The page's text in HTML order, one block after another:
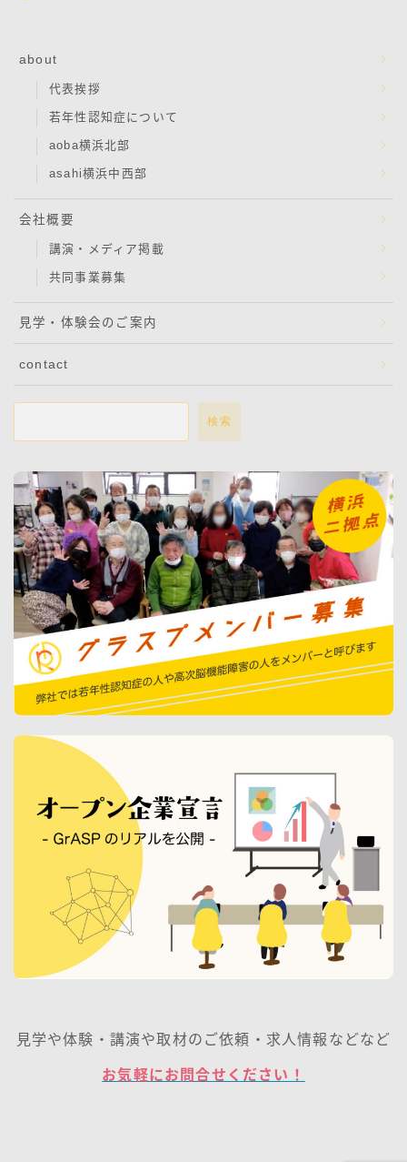
about
代表挨拶
若年性認知症について
aoba横浜北部
asahi横浜中西部
会社概要
講演・メディア掲載
共同事業募集
見学・体験会のご案内
contact
検索
見学や体験・講演や取材のご依頼・求人情報などなど
お気軽にお問合せください！